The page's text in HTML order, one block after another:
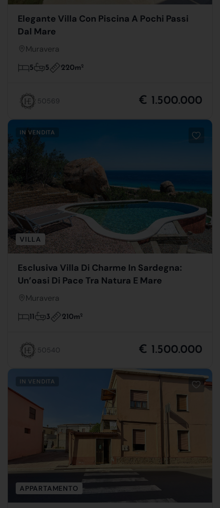
Elegante Villa Con Piscina A Pochi Passi
Dal Mare
Muravera
5 5 220m2
50569 € 1.500.000
IN VENDITA
VILLA
Esclusiva Villa Di Charme In Sardegna:
Un’oasi Di Pace Tra Natura E Mare
Muravera
11 3 210m2
50540 € 1.500.000
IN VENDITA
APPARTAMENTO